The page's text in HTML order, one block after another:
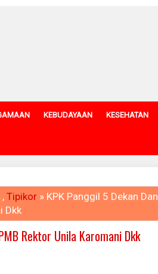
KEBUDAYAAN KESEHATAN
, Tipikor » KPK Panggil 5 Dekan Dan
Dkk
Rektor Unila Karomani Dkk